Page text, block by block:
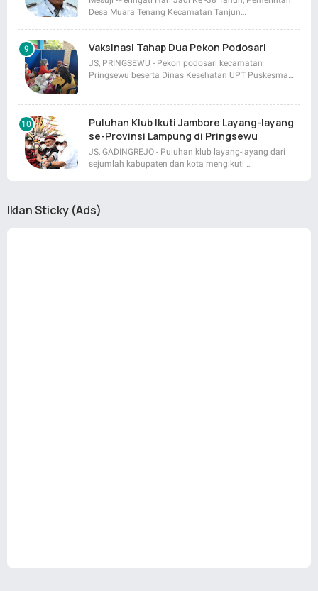
Desa Muara Tenang Kecamatan Tanjun…
Vaksinasi Tahap Dua Pekon Podosari
JS, PRINGSEWU - Pekon podosari kecamatan
Pringsewu beserta Dinas Kesehatan UPT Puskesma…
Puluhan Klub Ikuti Jambore Layang-layang
se-Provinsi Lampung di Pringsewu
JS, GADINGREJO - Puluhan klub layang-layang dari
sejumlah kabupaten dan kota mengikuti …
Iklan Sticky (Ads)